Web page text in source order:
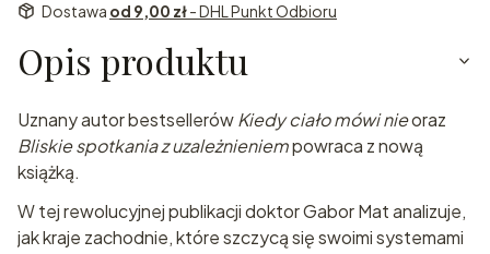
Dostawa od 9,00 zł- DHL Punkt Odbioru
Opis produktu
Uznany autor bestsellerówKiedy ciało mówi nieoraz
Bliskie spotkania z uzależnieniempowraca z nową
książką.
W tej rewolucyjnej publikacji doktor Gabor Mat analizuje,
jak kraje zachodnie, które szczycą się swoimi systemami